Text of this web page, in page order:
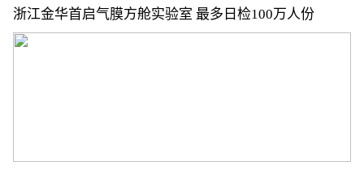
浙江金华首启气膜方舱实验室 最多日检100万人份